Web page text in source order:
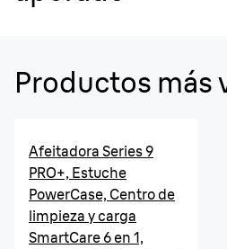
Productos más
Afeitadora Series 9
PRO+, Estuche
PowerCase, Centro de
limpieza y carga
SmartCare 6 en 1,